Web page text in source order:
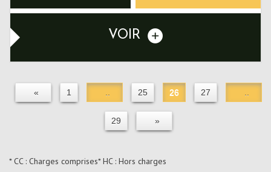
VOIR
« 1 25 26 27
29 »
* CC : Charges comprises* HC : Hors charges